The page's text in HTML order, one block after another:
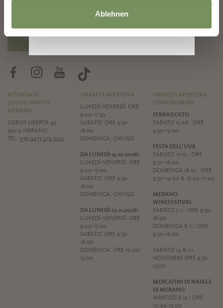
Ablehnen
ABBONATI ALLA NEWSLETTER
AZIENDA DI
SOGGIORNO DI
MERANO
CORSO LIBERTÀ 45
39012 MERANO
TEL.+39 0473 272 000
ORARI DI APERTURA
LUNEDÌ-VENERDÌ: ORE
9:00-17:30
SABATO: ORE 9:30-
16:00
DOMENICA: CHIUSO
DA LUNEDÌ 19.10.2026:
LUNEDÌ–VENERDÌ: ORE
9:00-17:00
SABATO: ORE 9:30-
16:00
DOMENICA: CHIUSO
DA LUNEDÌ 23.11.2026:
LUNEDÌ–VENERDÌ: ORE
9:00-17:00
SABATO: ORE 9:30-
16:00
DOMENICA: ORE 10:00-
13:00
ORARI DI APERTURA
STRAORDINARI
FERRAGOSTO
SABATO 15.08.: ORE
9:30-13:00
FESTA DELL'UVA
SABATO 17.10.: ORE
9:30-16:00
DOMENICA 18.10.: ORE
9:30-14:00 & 16:00-17:00
MERANO
WINEFESTIVAL
SABATO 7.11.: ORE 9:30-
16:00
DOMENICA 8.11.: ORE
9:30-16:00
SABATO 14 & 21
NOVEMBRE ORE 9:30-
13:00
MERCATINI DI NATALE
DI MERANO
MARTEDÌ 8.12.: ORE
10:00-13:00